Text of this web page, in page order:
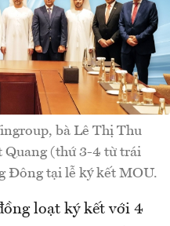
bà Lê Thị Thu
Quang (thứ 3-4 từ trái
Đông tại lễ ký kết MOU.
loạt ký kết với 4